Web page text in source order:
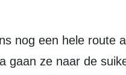
gaan ze naar de